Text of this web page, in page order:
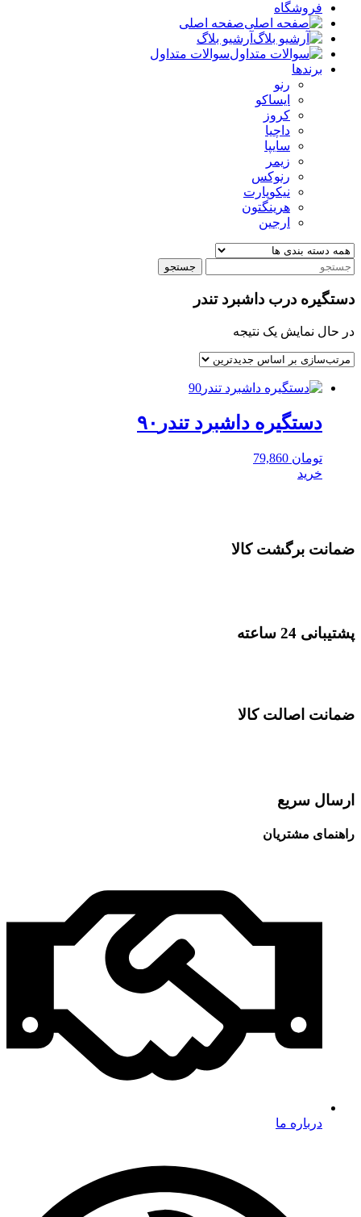
فروشگاه
صفحه اصلی
آرشیو بلاگ
سوالات متداول
برندها
رنو
ایساکو
کروز
داچیا
سایپا
زیمر
رنوکس
نیکوپارت
هرینگتون
ارجین
جستجو
دستگیره درب داشبرد تندر
در حال نمایش یک نتیجه
دستگیره داشبرد تندر۹۰
تومان
خرید
ضمانت برگشت کالا
پشتیبانی 24 ساعته
ضمانت اصالت کالا
ارسال سریع
راهنمای مشتریان
درباره ما